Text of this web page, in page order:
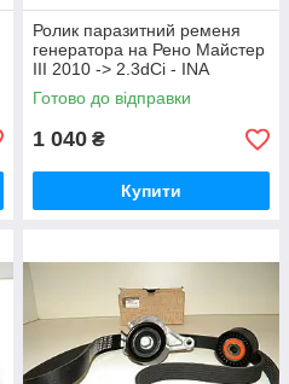
Ролик паразитний ременя
генератора на Рено Майстер
III 2010 -> 2.3dCi - INA
(Німеччина) 532053410
Готово до відправки
1 040 ₴
Купити